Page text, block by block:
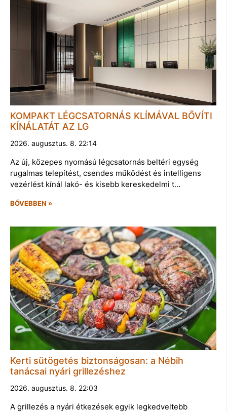
KOMPAKT LÉGCSATORNÁS KLÍMÁVAL BŐVÍTI
KÍNÁLATÁT AZ LG
2026. augusztus. 8. 22:14
Az új, közepes nyomású légcsatornás beltéri egység
rugalmas telepítést, csendes működést és intelligens
vezérlést kínál lakó- és kisebb kereskedelmi t…
BŐVEBBEN »
Kerti sütögetés biztonságosan: a Nébih
tanácsai nyári grillezéshez
2026. augusztus. 8. 22:03
A grillezés a nyári étkezések egyik legkedveltebb